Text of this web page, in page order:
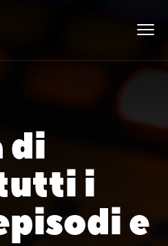
di
i
e